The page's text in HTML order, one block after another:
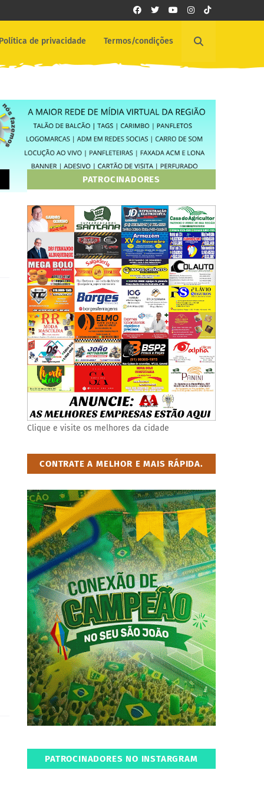
de privacidade Termos/condições
PATROCINADORES
Clique e visite os melhores da cidade
CONTRATE A MELHOR E MAIS RÁPIDA.
PATROCINADORES NO INSTARGRAM